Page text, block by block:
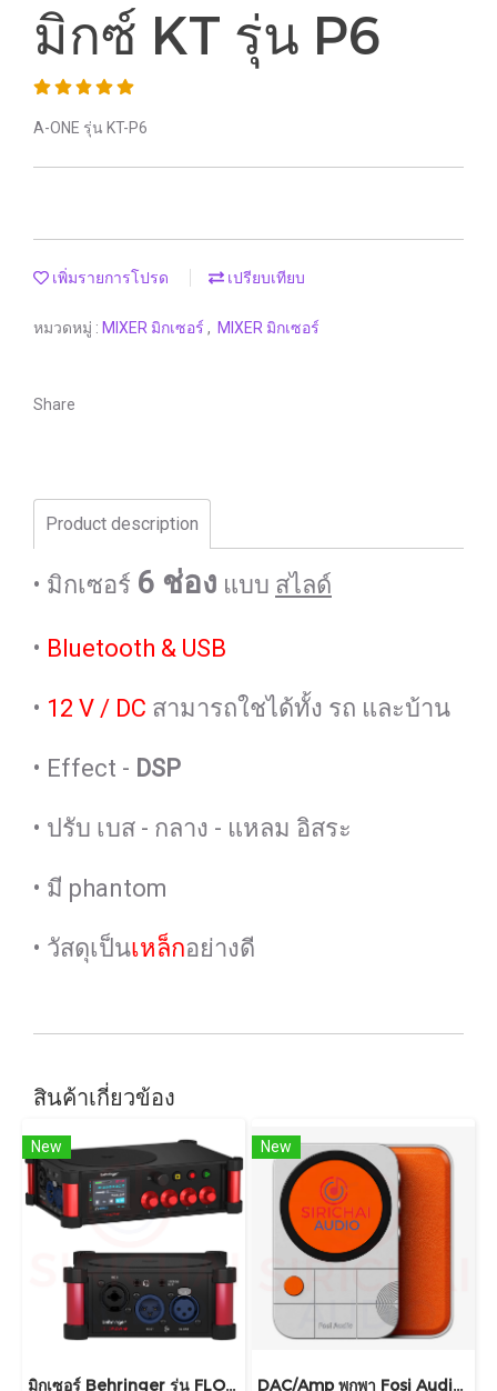
มิกซ์ KT รุ่น P6
A-ONE รุ่น KT-P6
เพิ่มรายการโปรด เปรียบเทียบ
หมวดหมู่ : MIXER มิกเซอร์ , MIXER มิกเซอร์
Share
Product description
• มิกเซอร์ 6 ช่อง แบบ สไลด์
• Bluetooth & USB
• 12 V / DC สามารถใชได้ทั้ง รถ และบ้าน
• Effect - DSP
• ปรับ เบส - กลาง - แหลม อิสระ
• มี phantom
• วัสดุเป็นเหล็กอย่างดี
สินค้าเกี่ยวข้อง
New
มิกเซอร์ Behringer รุ่น FLOW 4V
New
DAC/Amp พกพา Fosi Audio รุ่น MD3 ชิปDAC เรือธง ESS ES9039Q2M